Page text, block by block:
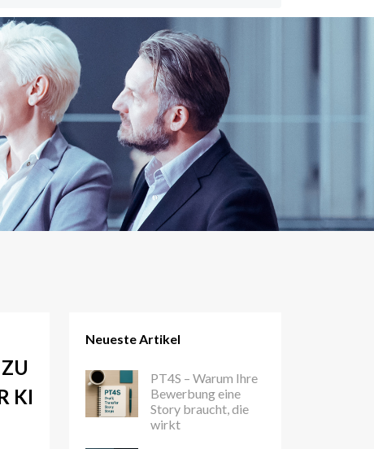
KI
Neueste Artikel
PT4S – Warum Ihre
Bewerbung eine
Story braucht, die
wirkt